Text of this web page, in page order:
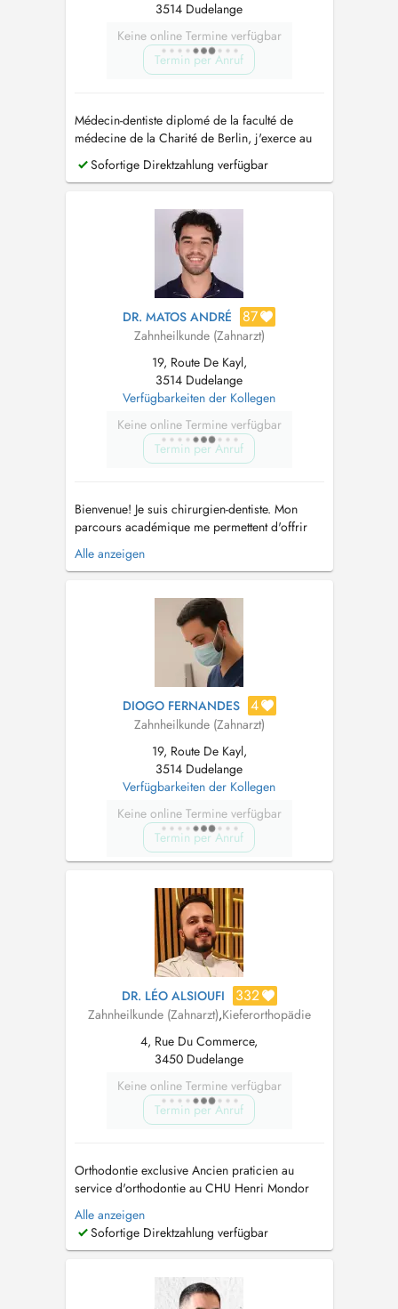
3514 Dudelange
Keine online Termine verfügbar
Termin per Anruf
Médecin-dentiste diplomé de la faculté de
médecine de la Charité de Berlin, j'exerce au
sein du cabinet dentaire Drs SCHLUSSNUSS-
LIMPACH-DOMINIQUE à Dudelange.
Sofortige Direktzahlung verfügbar
DR. MATOS ANDRÉ 87
Zahnheilkunde (Zahnarzt)
19, Route De Kayl,
3514 Dudelange
Verfügbarkeiten der Kollegen
Keine online Termine verfügbar
Termin per Anruf
Bienvenue! Je suis chirurgien-dentiste. Mon
parcours académique me permettent d'offrir
des soins de haute qualité, alliant techniques
avancés et une approche personnalisée pour
patient. Mon objectif est de restaurer la
fonctionnalité et l'esthétiqu...
Alle anzeigen
DIOGO FERNANDES 4
Zahnheilkunde (Zahnarzt)
19, Route De Kayl,
3514 Dudelange
Verfügbarkeiten der Kollegen
Keine online Termine verfügbar
Termin per Anruf
DR. LÉO ALSIOUFI 332
Zahnheilkunde (Zahnarzt),Kieferorthopädie
4, Rue Du Commerce,
3450 Dudelange
Keine online Termine verfügbar
Termin per Anruf
Orthodontie exclusive Ancien praticien au
service d'orthodontie au CHU Henri Mondor
AP-HP - service d'orthodontie - PARIS Invisalign
Masterclass Classique Certifiant Le Dr Léo
ALSIOUFI a reçu une formation spécifique de
exclusivement réservé...
Alle anzeigen
Sofortige Direktzahlung verfügbar